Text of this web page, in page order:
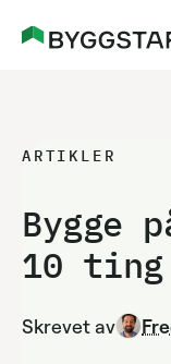
ARTIKLER
Bygge
10
Skrevet av